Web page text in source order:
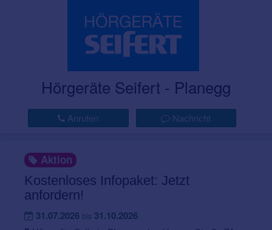
Hörgeräte Seifert - Planegg
Anrufen Nachricht
Aktion
Kostenloses Infopaket: Jetzt
anfordern!
31.07.2026 bis 31.10.2026